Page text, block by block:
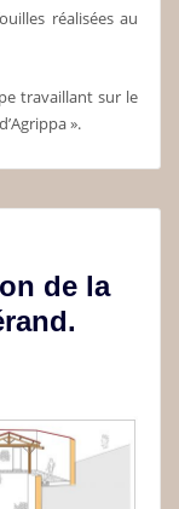
réalisées au
travaillant sur le
».
de la